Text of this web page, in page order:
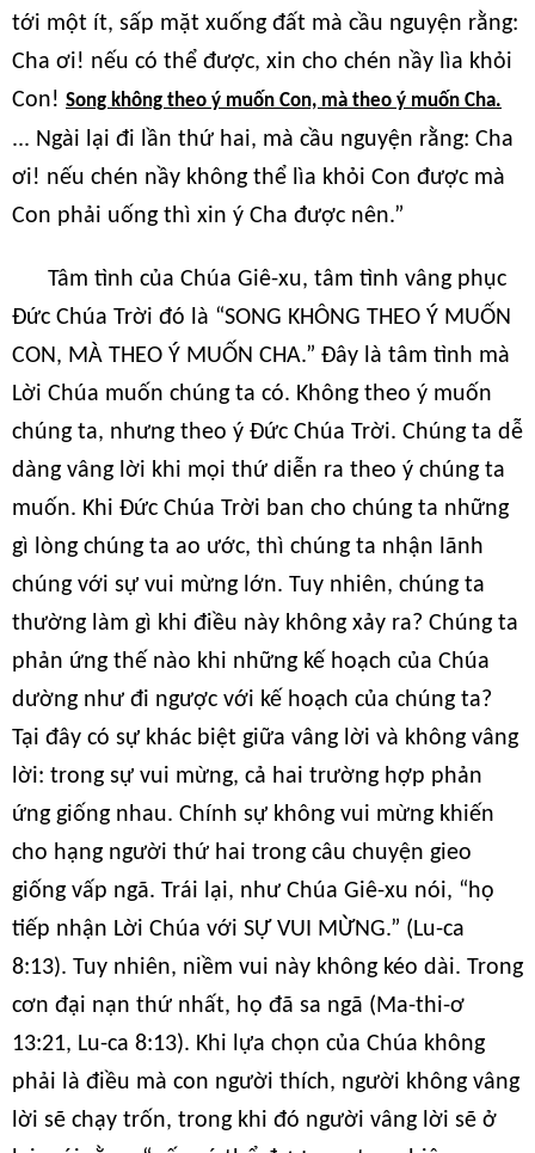
tới một ít, sấp mặt xuống đất mà cầu nguyện rằng:
Cha ơi! nếu có thể được, xin cho chén nầy lìa khỏi
Con! Song không theo ý muốn Con, mà theo ý muốn Cha.
... Ngài lại đi lần thứ hai, mà cầu nguyện rằng: Cha
ơi! nếu chén nầy không thể lìa khỏi Con được mà
Con phải uống thì xin ý Cha được nên.”
Tâm tình của Chúa Giê-xu, tâm tình vâng phục
Đức Chúa Trời đó là “SONG KHÔNG THEO Ý MUỐN
CON, MÀ THEO Ý MUỐN CHA.” Đây là tâm tình mà
Lời Chúa muốn chúng ta có. Không theo ý muốn
chúng ta, nhưng theo ý Đức Chúa Trời. Chúng ta dễ
dàng vâng lời khi mọi thứ diễn ra theo ý chúng ta
muốn. Khi Đức Chúa Trời ban cho chúng ta những
gì lòng chúng ta ao ước, thì chúng ta nhận lãnh
chúng với sự vui mừng lớn. Tuy nhiên, chúng ta
thường làm gì khi điều này không xảy ra? Chúng ta
phản ứng thế nào khi những kế hoạch của Chúa
dường như đi ngược với kế hoạch của chúng ta?
Tại đây có sự khác biệt giữa vâng lời và không vâng
lời: trong sự vui mừng, cả hai trường hợp phản
ứng giống nhau. Chính sự không vui mừng khiến
cho hạng người thứ hai trong câu chuyện gieo
giống vấp ngã. Trái lại, như Chúa Giê-xu nói, “họ
tiếp nhận Lời Chúa với SỰ VUI MỪNG.” (Lu-ca
8:13). Tuy nhiên, niềm vui này không kéo dài. Trong
cơn đại nạn thứ nhất, họ đã sa ngã (Ma-thi-ơ
13:21, Lu-ca 8:13). Khi lựa chọn của Chúa không
phải là điều mà con người thích, người không vâng
lời sẽ chạy trốn, trong khi đó người vâng lời sẽ ở